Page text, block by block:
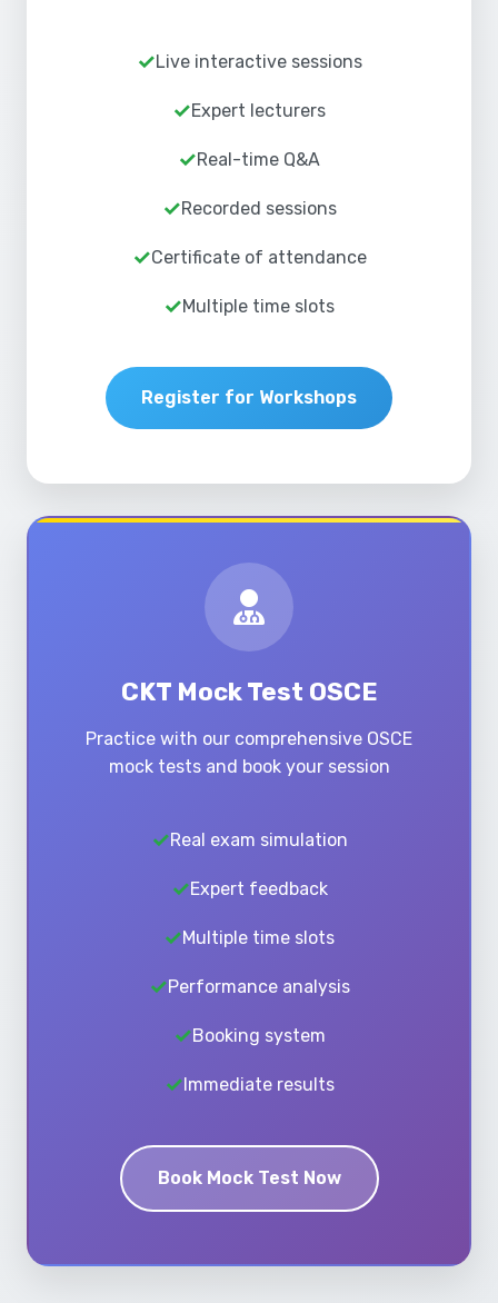
Live interactive sessions
Expert lecturers
Real-time Q&A
Recorded sessions
Certificate of attendance
Multiple time slots
Register for Workshops
CKT Mock Test OSCE
Practice with our comprehensive OSCE
mock tests and book your session
Real exam simulation
Expert feedback
Multiple time slots
Performance analysis
Booking system
Immediate results
Book Mock Test Now